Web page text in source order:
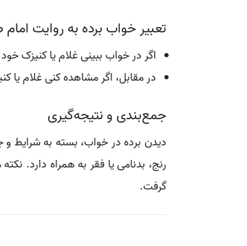
تعبیر خواب برده به روایت
اگر در خواب ببینی غلام یا کنیزک
در مقابل، اگر مشاهده کنی غلام یا
جمع‌بندی و نتیجه‌گیری
دیدن برده در خواب، بسته به شرایط
رنج، بدنامی یا فقر به همراه دارد.
گرفت.